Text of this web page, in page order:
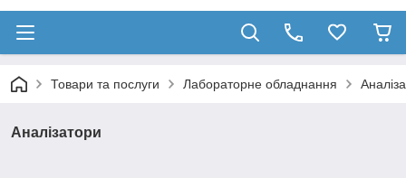
Товари та послуги Лабораторне обладнання
Аналізатори